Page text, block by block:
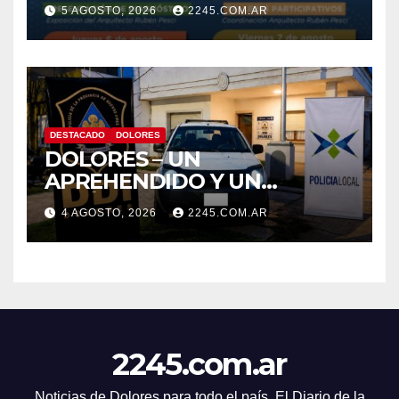
NUEVAS JORNADAS
PARTICIPATIVAS
5 AGOSTO, 2026 2245.COM.AR
DESTACADO DOLORES
DOLORES – UN
APREHENDIDO Y UN
VEHÍCULO SECUESTRADO
TRAS DISPAROS Y
AMENAZAS
4 AGOSTO, 2026 2245.COM.AR
2245.com.ar